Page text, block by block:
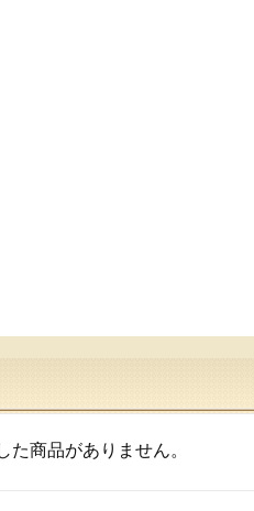
た商品がありません。